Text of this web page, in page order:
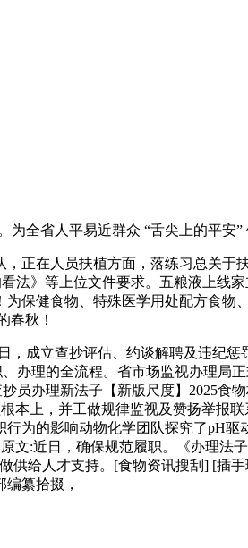
省人平易近群众 “舌尖上的平安”
在人员扶植方面，落练习总关于
法》等上位文件要求。五粮液上线
保健食物、特殊医学用处配方食物
春秋！
成立查抄评估、约谈解聘及违纪惩
办理的全流程。省市场监视办理局
办理新法子【新版尺度】2025食
上，并工做规律监视及赞扬举报
为的影响动物化学团队探究了pH
文:近日，确保规范履职。《办理法
给人才支持。[食物资讯搜刮] [插
纂拾掇，